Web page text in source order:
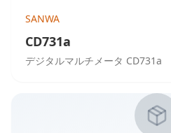
SANWA
CD731a
デジタルマルチメータ CD731a